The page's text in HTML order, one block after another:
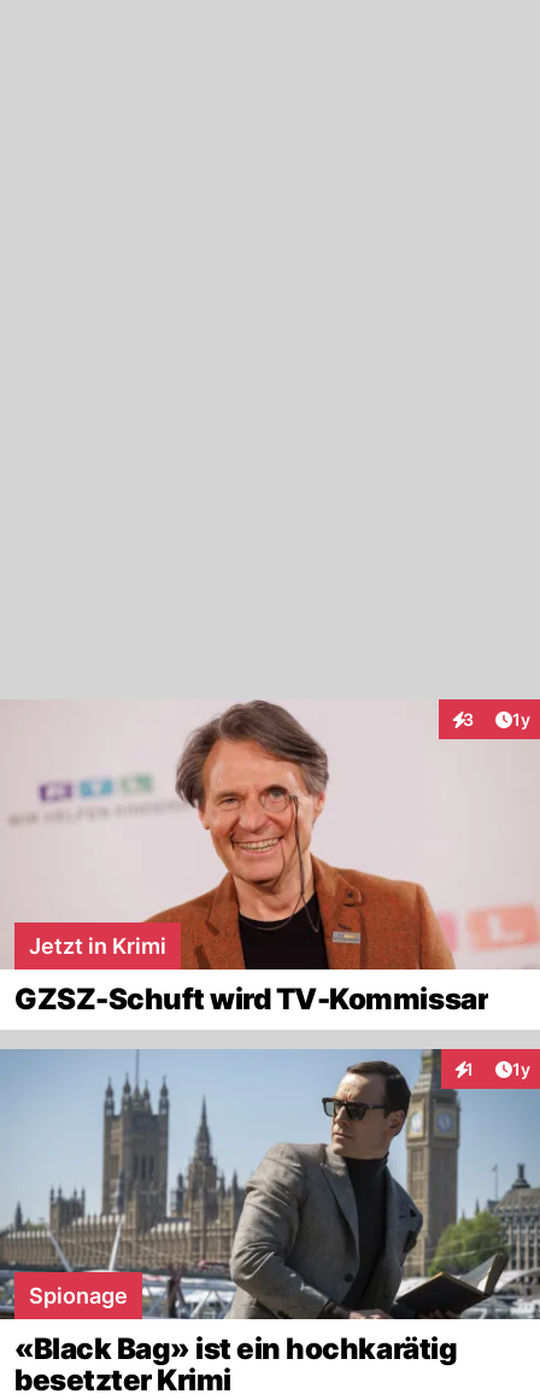
3 1y
Jetzt in Krimi
GZSZ-Schuft wird TV-Kommissar
1 1y
Spionage
«Black Bag» ist ein hochkarätig
besetzter Krimi